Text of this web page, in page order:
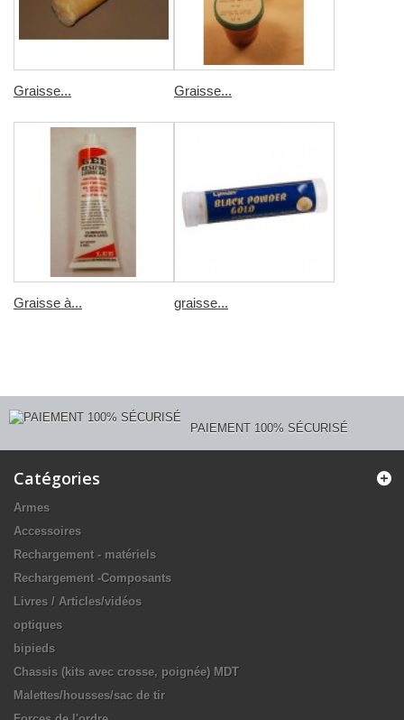
Graisse... Graisse...
Graisse à... graisse...
PAIEMENT 100% SÉCURISÉ
Catégories
Armes
Accessoires
Rechargement - matériels
Rechargement -Composants
Livres / Articles/vidéos
optiques
bipieds
Chassis (kits avec crosse, poignée) MDT
Malettes/housses/sac de tir